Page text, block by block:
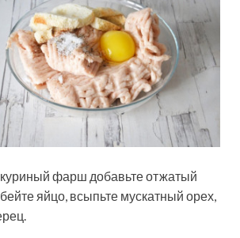
фарш добавьте отжатый
яйцо, всыпьте мускатный орех,